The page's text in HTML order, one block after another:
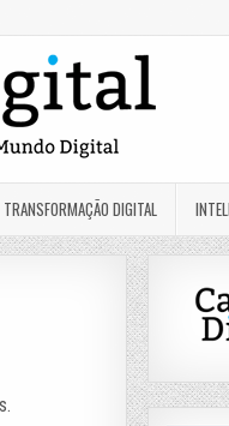
TRANSFORMAÇÃO DIGITAL